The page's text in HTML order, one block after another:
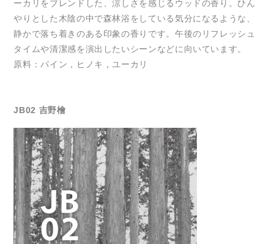
ーカリをブレンドした、涼しさを感じるウッドの香り。ひん
やりとした木陰の中で森林浴をしている気分になるような、
静かで落ち着きのある印象の香りです。午後のリフレッシュ
タイムや清潔感を演出したいシーンなどに向いています。
原料：パイン，ヒノキ，ユーカリ
JB02 吉野檜